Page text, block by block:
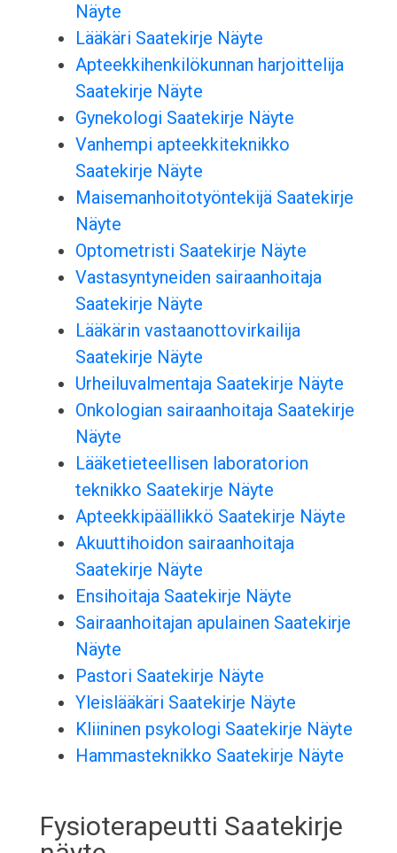
Näyte
Lääkäri Saatekirje Näyte
Apteekkihenkilökunnan harjoittelija
Saatekirje Näyte
Gynekologi Saatekirje Näyte
Vanhempi apteekkiteknikko
Saatekirje Näyte
Maisemanhoitotyöntekijä Saatekirje
Näyte
Optometristi Saatekirje Näyte
Vastasyntyneiden sairaanhoitaja
Saatekirje Näyte
Lääkärin vastaanottovirkailija
Saatekirje Näyte
Urheiluvalmentaja Saatekirje Näyte
Onkologian sairaanhoitaja Saatekirje
Näyte
Lääketieteellisen laboratorion
teknikko Saatekirje Näyte
Apteekkipäällikkö Saatekirje Näyte
Akuuttihoidon sairaanhoitaja
Saatekirje Näyte
Ensihoitaja Saatekirje Näyte
Sairaanhoitajan apulainen Saatekirje
Näyte
Pastori Saatekirje Näyte
Yleislääkäri Saatekirje Näyte
Kliininen psykologi Saatekirje Näyte
Hammasteknikko Saatekirje Näyte
Fysioterapeutti Saatekirje